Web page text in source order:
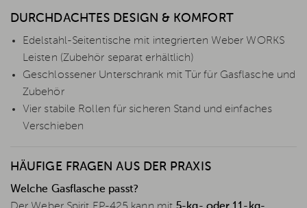
DURCHDACHTES DESIGN & KOMFORT
Edelstahl-Seitentische mit integrierten Weber WORKS
Leisten (Zubehör separat erhältlich)
Geschlossener Unterschrank mit Tür für Gasflasche und
Zubehör
Vier stabile Rollen für sicheren Stand und einfaches
Verschieben
HÄUFIGE FRAGEN AUS DER PRAXIS
Welche Gasflasche passt?